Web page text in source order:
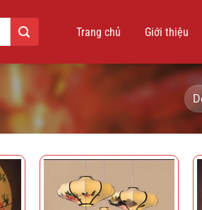
Trang chủ Giới thiệu